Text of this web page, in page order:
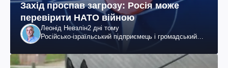
Захід проспав загрозу: Росія може
перевірити НАТО війною
Леонід Невзлін2 дні тому
Російсько-ізраїльський підприємець і громадський